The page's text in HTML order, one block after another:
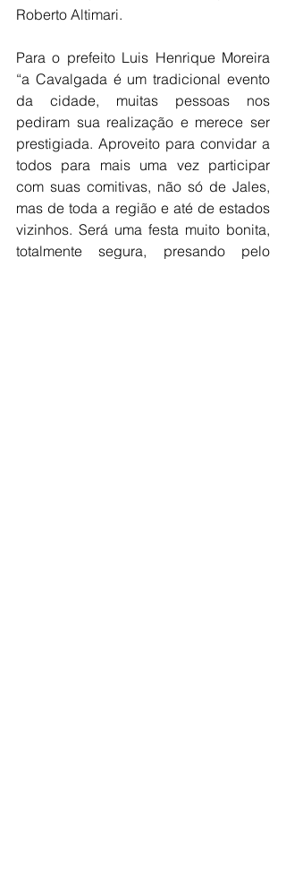
Roberto Altimari.
Para o prefeito Luis Henrique Moreira
“a Cavalgada é um tradicional evento
da cidade, muitas pessoas nos
pediram sua realização e merece ser
prestigiada. Aproveito para convidar a
todos para mais uma vez participar
com suas comitivas, não só de Jales,
mas de toda a região e até de estados
vizinhos. Será uma festa muito bonita,
totalmente segura, presando pelo